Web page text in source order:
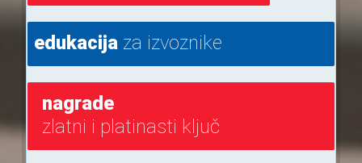
edukacijaza izvoznike
nagrade
zlatni i platinasti ključ